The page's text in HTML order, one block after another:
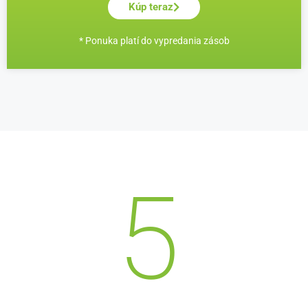
Kúp teraz
* Ponuka platí do vypredania zásob
5